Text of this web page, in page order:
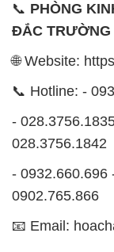
📞 PHÒNG
ĐẮC TRƯỜNG
🌐 Website:
📞 Hotline: -
-
028.3756.1842
- 0932.660.696
0902.765.866
📧 Email: